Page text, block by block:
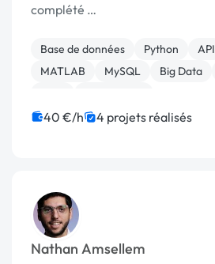
complété …
Base de données Python API
MATLAB
MySQL Big Data
40 €/h 4 projets réalisés
Nathan Amsellem